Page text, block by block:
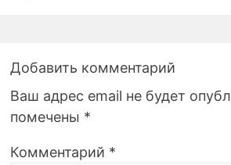
Добавить комментарий
Ваш адрес email не будет
помечены *
Комментарий *